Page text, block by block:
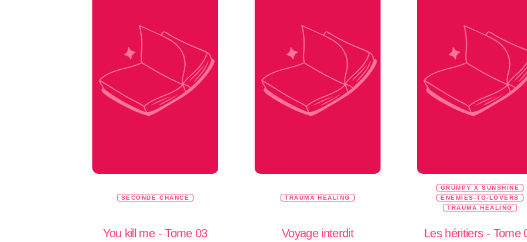
SECONDE CHANCE
You kill me - Tome 03
TRAUMA HEALING
Voyage interdit
GRUMPY X SUNSHINE
ENEMIES-TO-LOVERS
TRAUMA HEALING
Les héritiers - Tome